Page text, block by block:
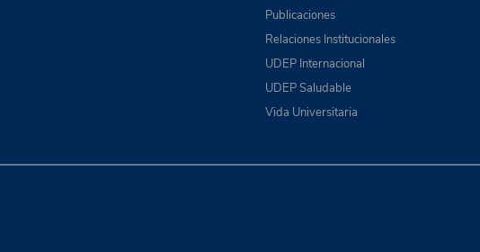
Publicaciones
Relaciones Institucionales
UDEP Internacional
UDEP Saludable
Vida Universitaria